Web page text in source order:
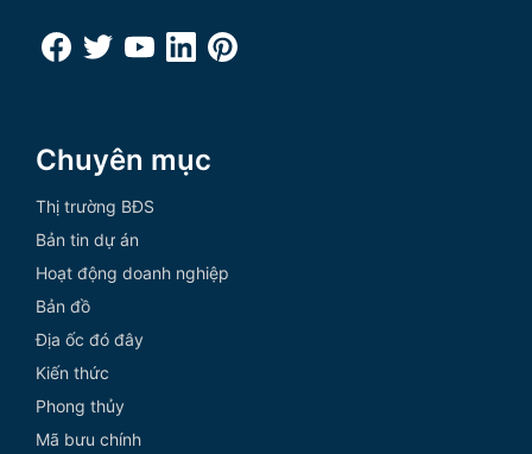
Chuyên mục
Thị trường BĐS
Bản tin dự án
Hoạt động doanh nghiệp
Bản đồ
Địa ốc đó đây
Kiến thức
Phong thủy
Mã bưu chính